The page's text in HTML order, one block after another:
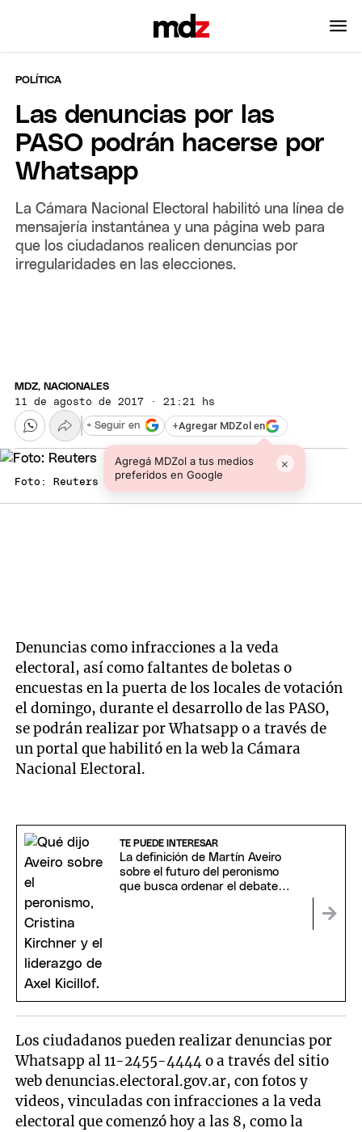
POLÍTICA
Las denuncias por las
PASO podrán hacerse por
Whatsapp
La Cámara Nacional Electoral habilitó una línea de
mensajería instantánea y una página web para
que los ciudadanos realicen denuncias por
irregularidades en las elecciones.
MDZ, NACIONALES
11 de agosto de 2017 · 21:21 hs
+Agregar MDZol en
Agregá MDZol a tus medios
preferidos en Google
×
+ Seguir en
Foto: Reuters
Denuncias como infracciones a la veda
electoral, así como faltantes de boletas o
encuestas en la puerta de los locales de votación
el domingo, durante el desarrollo de las PASO,
se podrán realizar por Whatsapp o a través de
un portal que habilitó en la web la Cámara
Nacional Electoral.
TE PUEDE INTERESAR
La definición de Martín Aveiro
sobre el futuro del peronismo
que busca ordenar el debate
Los ciudadanos pueden realizar denuncias por
Whatsapp al 11-2455-4444 o a través del sitio
web denuncias.electoral.gov.ar, con fotos y
videos, vinculadas con infracciones a la veda
electoral que comenzó hoy a las 8, como la